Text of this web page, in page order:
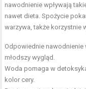
nawodnienie wpływają
nawet dieta. Spożycie
warzywa, także korzystnie
Odpowiednie nawodnienie
młodszy wygląd.
Woda pomaga w
kolor cery.